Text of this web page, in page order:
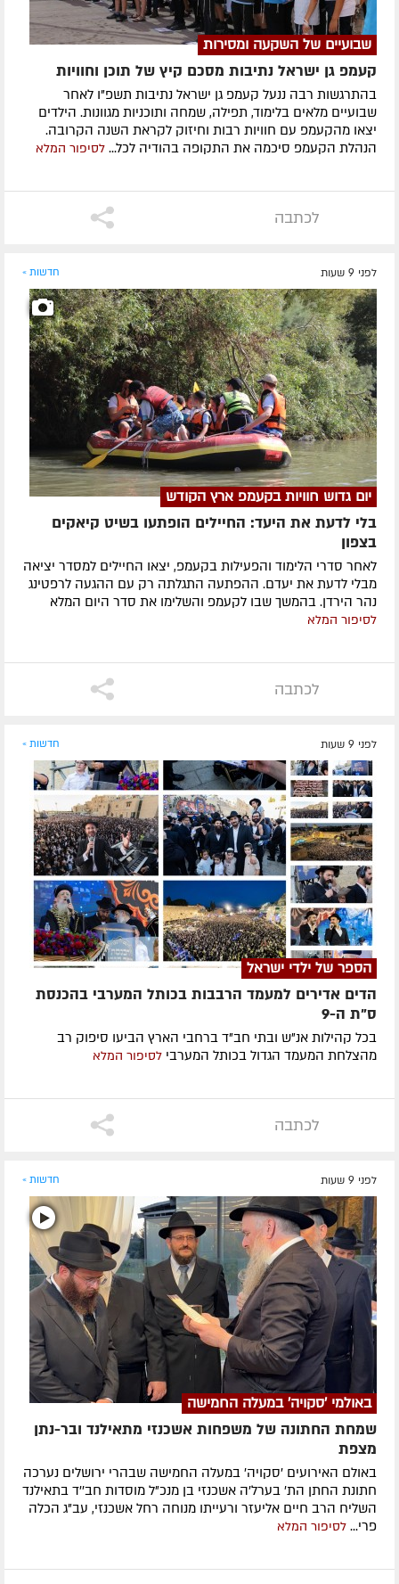
שבועיים של השקעה ומסירות
קעמפ גן ישראל נתיבות מסכם קיץ של תוכן וחוויות
בהתרגשות רבה ננעל קעמפ גן ישראל נתיבות תשפ"ו לאחר
שבועיים מלאים בלימוד, תפילה, שמחה ותוכניות מגוונות. הילדים
יצאו מהקעמפ עם חוויות רבות וחיזוק לקראת השנה הקרובה.
הנהלת הקעמפ סיכמה את התקופה בהודיה לכל... לסיפור המלא
לכתבה
לפני 9 שעות חדשות »
יום גדוש חוויות בקעמפ ארץ הקודש
בלי לדעת את היעד: החיילים הופתעו בשיט קיאקים
בצפון
לאחר סדרי הלימוד והפעילות בקעמפ, יצאו החיילים למסדר יציאה
מבלי לדעת את יעדם. ההפתעה התגלתה רק עם ההגעה לרפטינג
נהר הירדן. בהמשך שבו לקעמפ והשלימו את סדר היום המלא
לסיפור המלא
לכתבה
לפני 9 שעות חדשות »
הספר של ילדי ישראל
הדים אדירים למעמד הרבבות בכותל המערבי בהכנסת
ס"ת ה-9
בכל קהילות אנ"ש ובתי חב"ד ברחבי הארץ הביעו סיפוק רב
מהצלחת המעמד הגדול בכותל המערבי לסיפור המלא
לכתבה
לפני 9 שעות חדשות »
באולמי 'סקויה' במעלה החמישה
שמחת החתונה של משפחות אשכנזי מתאילנד ובר-נתן
מצפת
באולם האירועים 'סקויה' במעלה החמישה שבהרי ירושלים נערכה
חתונת החתן הת' בערל'ה אשכנזי בן מנכ"ל מוסדות חב''ד בתאילנד
השליח הרב חיים אליעזר ורעייתו מנוחה רחל אשכנזי, עב"ג הכלה
פרי... לסיפור המלא